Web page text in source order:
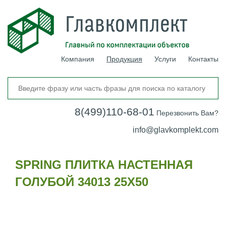
Компания Продукция Услуги Контакты
8(499)110-68-01 Перезвонить Вам?
info@glavkomplekt.com
SPRING ПЛИТКА НАСТЕННАЯ
ГОЛУБОЙ 34013 25Х50